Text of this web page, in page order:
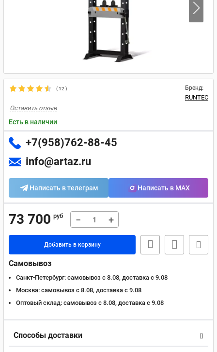
(12 ) Бренд:
RUNTEC
Оставить отзыв
Есть в наличии
+7(958)762-88-45
info@artaz.ru
Написать в телеграм Написать в MAX
73 700 руб − +
Добавить в корзину
Самовывоз
Санкт-Петербург: самовывоз с 8.08, доставка c 9.08
Москва: самовывоз с 8.08, доставка c 9.08
Оптовый склад: самовывоз с 8.08, доставка c 9.08
Способы доставки